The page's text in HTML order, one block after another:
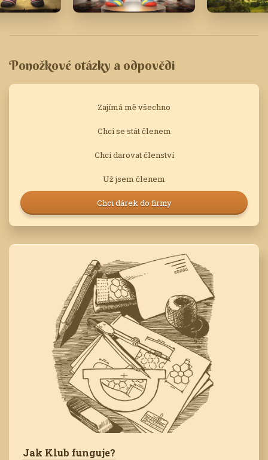
Ponožkové otázky a odpovědi
Zajímá mě všechno
Chci se stát členem
Chci darovat členství
Už jsem členem
Chci dárek do firmy
Jak Klub funguje?